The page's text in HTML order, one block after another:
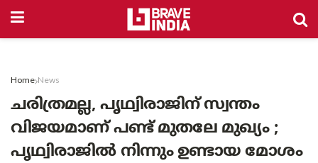
Home News
ചരിത്രമല്ല, പൃഥ്വിരാജിന് സ്വന്തം
വിജയമാണ് പണ്ട് മുതലേ മുഖ്യം ;
പൃഥ്വിരാജിൽ നിന്നും ഉണ്ടായ മോശം